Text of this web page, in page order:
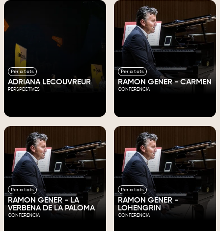
Per a tots
ADRIANA LECOUVREUR
PERSPECTIVES
Per a tots
RAMON GENER - CARMEN
CONFERENCIA
Per a tots
RAMON GENER - LA
VERBENA DE LA PALOMA
CONFERENCIA
Per a tots
RAMON GENER -
LOHENGRIN
CONFERENCIA